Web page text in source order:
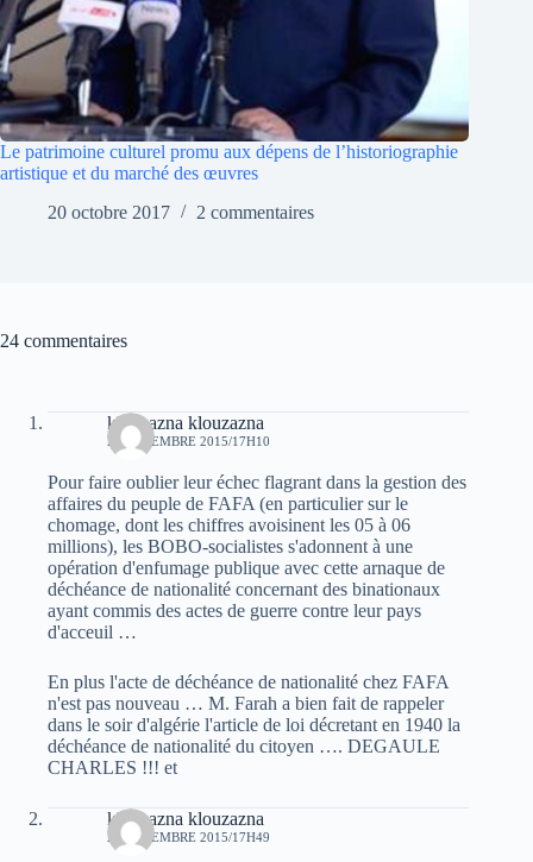
Le patrimoine culturel promu aux dépens de l’historiographie
artistique et du marché des œuvres
20 octobre 2017
2 commentaires
24 commentaires
klouzazna klouzazna
29 DÉCEMBRE 2015/17H10
Pour faire oublier leur échec flagrant dans la gestion des
affaires du peuple de FAFA (en particulier sur le
chomage, dont les chiffres avoisinent les 05 à 06
millions), les BOBO-socialistes s'adonnent à une
opération d'enfumage publique avec cette arnaque de
déchéance de nationalité concernant des binationaux
ayant commis des actes de guerre contre leur pays
d'acceuil …
En plus l'acte de déchéance de nationalité chez FAFA
n'est pas nouveau … M. Farah a bien fait de rappeler
dans le soir d'algérie l'article de loi décretant en 1940 la
déchéance de nationalité du citoyen …. DEGAULE
CHARLES !!! et
klouzazna klouzazna
29 DÉCEMBRE 2015/17H49